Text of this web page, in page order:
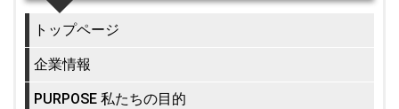
トップページ
企業情報
PURPOSE 私たちの目的